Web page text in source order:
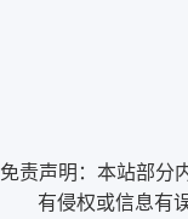
免责声明：本站部分
有侵权或信息有